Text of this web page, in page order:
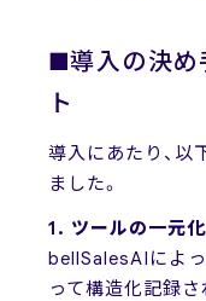
■導入の決め
ト
導入にあたり、以
ました。
1. ツールの一元
bellSalesAIによ
って構造化記録